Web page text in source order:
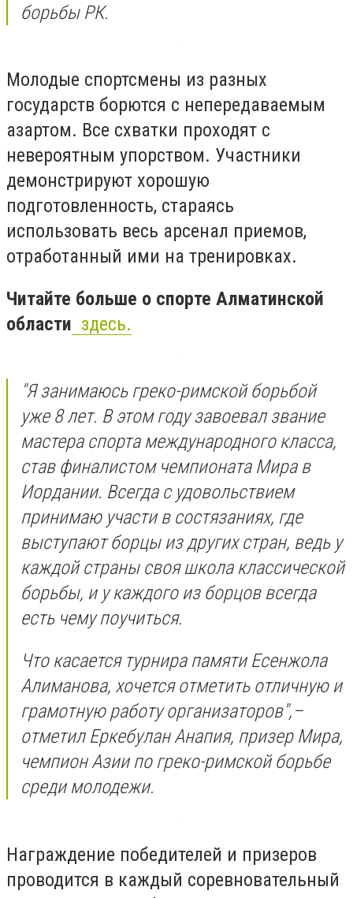
борьбы РК.
Молодые спортсмены из разных
государств борются с непередаваемым
азартом. Все схватки проходят с
невероятным упорством. Участники
демонстрируют хорошую
подготовленность, стараясь
использовать весь арсенал приемов,
отработанный ими на тренировках.
Читайте больше о спорте Алматинской
области здесь.
"Я занимаюсь греко-римской борьбой
уже 8 лет. В этом году завоевал звание
мастера спорта международного класса,
став финалистом чемпионата Мира в
Иордании. Всегда с удовольствием
принимаю участи в состязаниях, где
выступают борцы из других стран, ведь у
каждой страны своя школа классической
борьбы, и у каждого из борцов всегда
есть чему поучиться.
Что касается турнира памяти Есенжола
Алиманова, хочется отметить отличную и
грамотную работу организаторов",–
отметил Еркебулан Анапия, призер Мира,
чемпион Азии по греко-римской борьбе
среди молодежи.
Награждение победителей и призеров
проводится в каждый соревновательный